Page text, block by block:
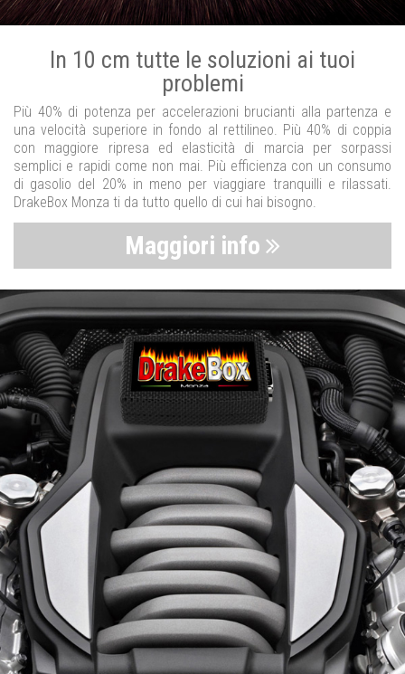
In 10 cm tutte le soluzioni ai tuoi
problemi
Più 40% di potenza per accelerazioni brucianti alla partenza e
una velocità superiore in fondo al rettilineo. Più 40% di coppia
con maggiore ripresa ed elasticità di marcia per sorpassi
semplici e rapidi come non mai. Più efficienza con un consumo
di gasolio del 20% in meno per viaggiare tranquilli e rilassati.
DrakeBox Monza ti da tutto quello di cui hai bisogno.
Maggiori info